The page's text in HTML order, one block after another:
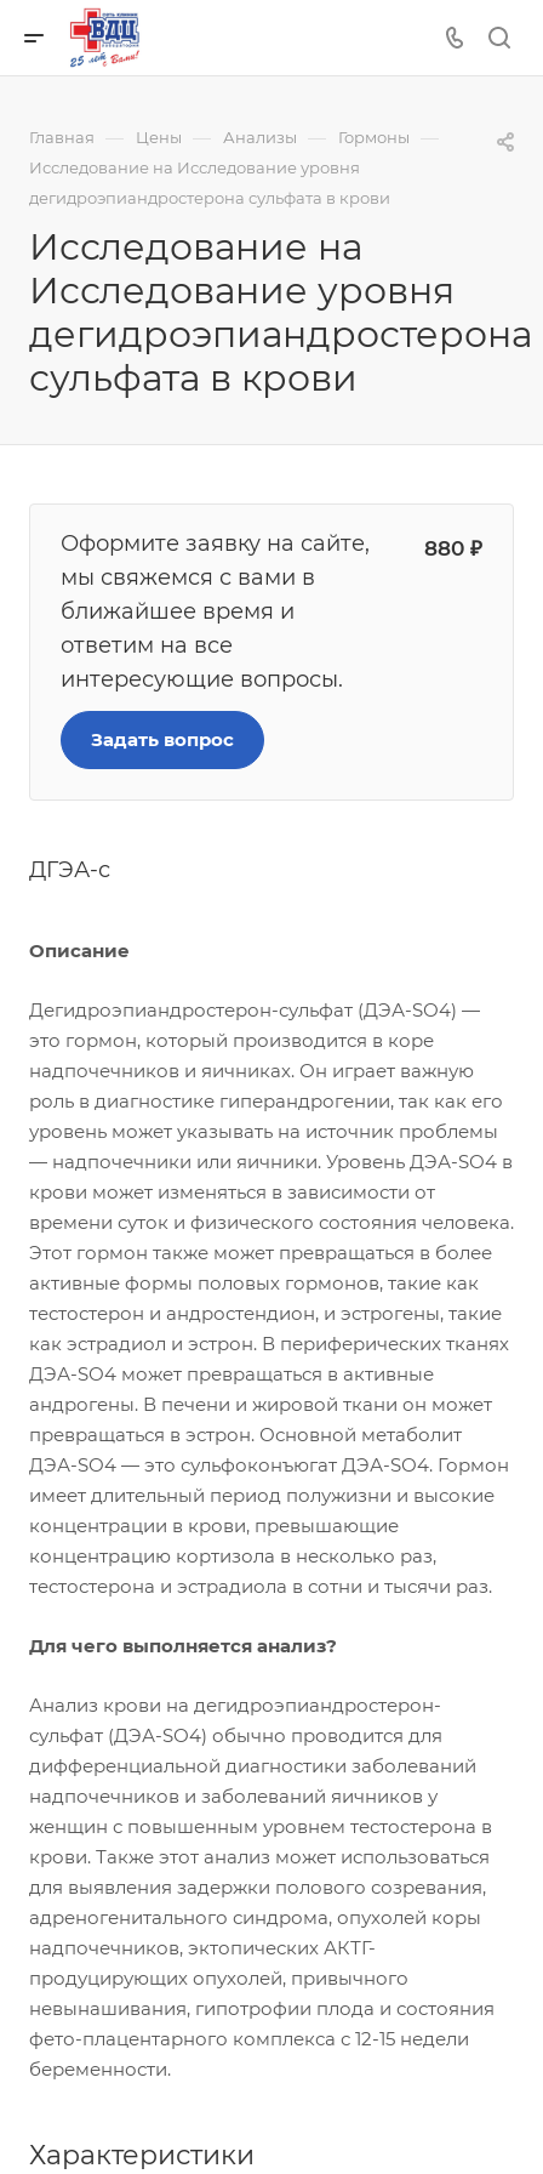
Главная — Цены — Анализы — Гормоны —
Исследование на Исследование уровня
дегидроэпиандростерона сульфата в крови
Исследование на
Исследование уровня
дегидроэпиандростерона
сульфата в крови
Оформите заявку на сайте,
мы свяжемся с вами в
ближайшее время и
ответим на все
интересующие вопросы.
880 ₽
Задать вопрос
ДГЭА-с
Описание
Дегидроэпиандростерон-сульфат (ДЭА-SО4) —
это гормон, который производится в коре
надпочечников и яичниках. Он играет важную
роль в диагностике гиперандрогении, так как его
уровень может указывать на источник проблемы
— надпочечники или яичники. Уровень ДЭА-SО4 в
крови может изменяться в зависимости от
времени суток и физического состояния человека.
Этот гормон также может превращаться в более
активные формы половых гормонов, такие как
тестостерон и андростендион, и эстрогены, такие
как эстрадиол и эстрон. В периферических тканях
ДЭА-SО4 может превращаться в активные
андрогены. В печени и жировой ткани он может
превращаться в эстрон. Основной метаболит
ДЭА-SО4 — это сульфоконъюгат ДЭА-SО4. Гормон
имеет длительный период полужизни и высокие
концентрации в крови, превышающие
концентрацию кортизола в несколько раз,
тестостерона и эстрадиола в сотни и тысячи раз.
Для чего выполняется анализ?
Анализ крови на дегидроэпиандростерон-
сульфат (ДЭА-SО4) обычно проводится для
дифференциальной диагностики заболеваний
надпочечников и заболеваний яичников у
женщин с повышенным уровнем тестостерона в
крови. Также этот анализ может использоваться
для выявления задержки полового созревания,
адреногенитального синдрома, опухолей коры
надпочечников, эктопических АКТГ-
продуцирующих опухолей, привычного
невынашивания, гипотрофии плода и состояния
фето-плацентарного комплекса с 12-15 недели
беременности.
Характеристики